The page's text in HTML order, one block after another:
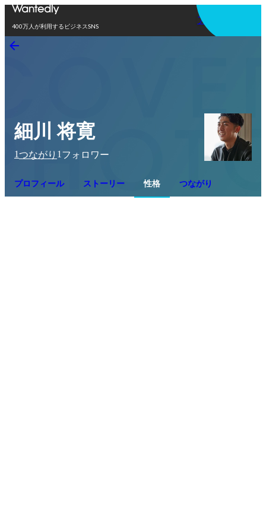
400万人が利用するビジネスSNS
アプリを使う
細川 将寛
1つながり 1 フォロワー
プロフィール ストーリー 性格 つながり